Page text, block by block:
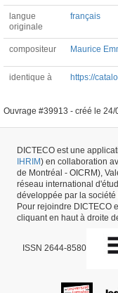
langue
originale
français
compositeur Maurice
identique à https://
Ouvrage #39913 - créé le 24/
DICTECO est une
IHRIM) en collaboration
de Montréal - OICRM),
réseau international
développée par la société
Pour rejoindre DICTECO
cliquant en haut à droite
ISSN 2644-8580